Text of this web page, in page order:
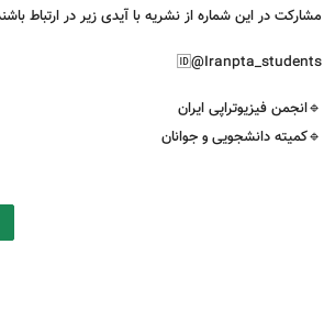
مشارکت در این شماره از نشریه با آیدی زیر در ارتباط
🆔@Iranpta_students
🔹انجمن فیزیوتراپی ایران
🔹کمیته دانشجویی و جوانان